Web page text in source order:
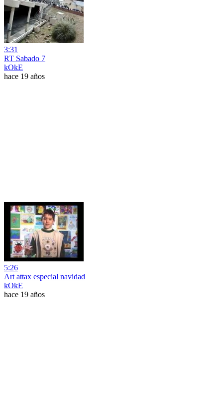
3:31
RT Sabado 7
kOkE
hace 19 años
5:26
Art attax especial navidad
kOkE
hace 19 años